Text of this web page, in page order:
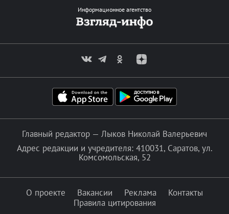
Информационное агентство
Главный редактор — Лыков Николай Валерьевич
Адрес редакции и учредителя: 410031, Саратов, ул.
Комсомольская, 52
О проекте Вакансии Реклама
Контакты
Правила цитирования